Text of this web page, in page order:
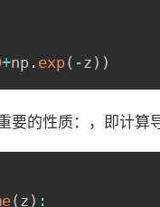
+np . exp( -z ) )
要的性质： ，即计算
( z ) :